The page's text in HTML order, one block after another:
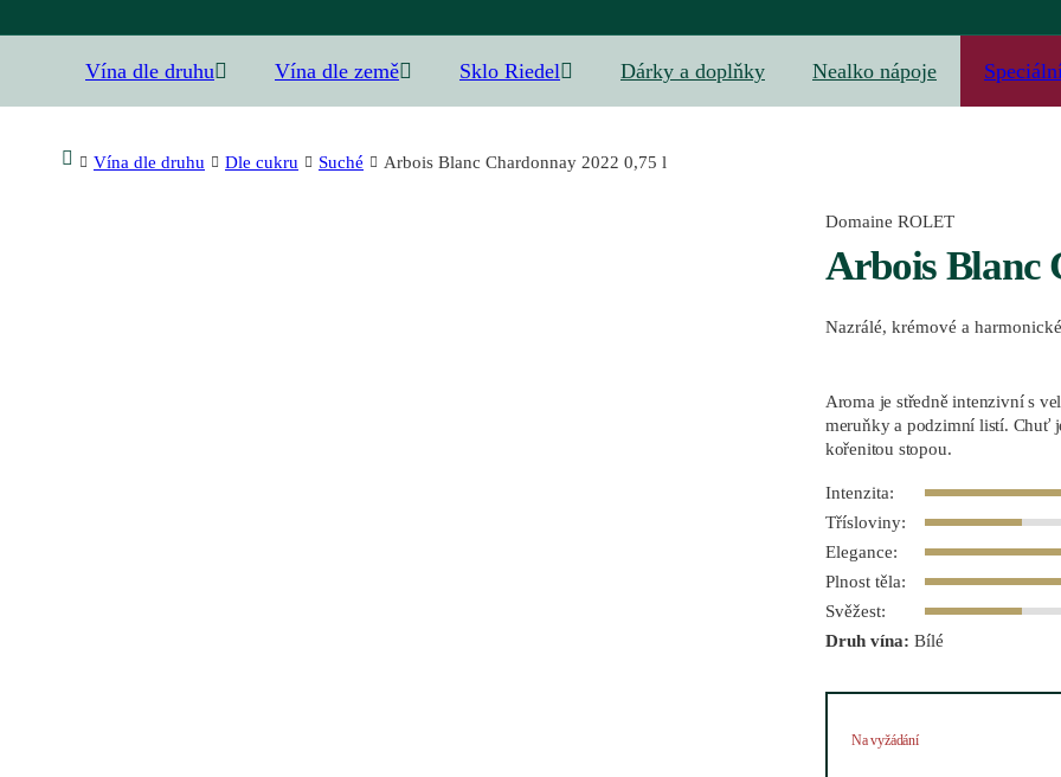
Vína dle druhu Vína dle země Sklo Riedel Dárky a doplňky Nealko nápoje
Vína dle druhu Dle cukru Suché Arbois Blanc Chardonnay 2022 0,75 l
Domaine ROLET
Arbois Blanc
Nazrálé, krémové a harmonické
Aroma je středně intenzivní s
meruňky a podzimní listí. Chuť
kořenitou stopou.
Intenzita:
Třísloviny:
Elegance:
Plnost těla:
Svěžest:
Druh vína: Bílé
Na vyžádání